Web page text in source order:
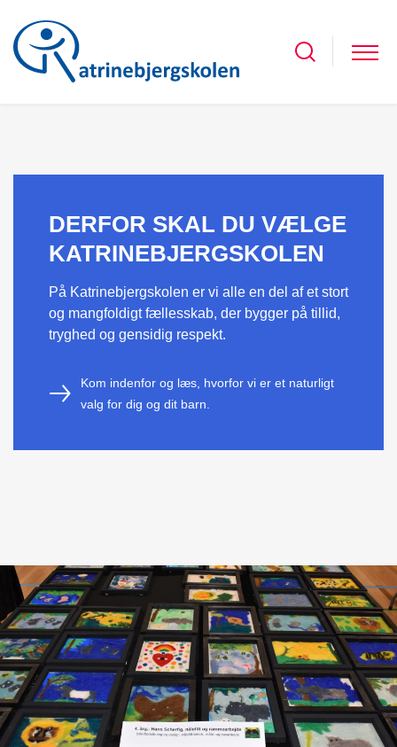
DERFOR SKAL DU VÆLGE
KATRINEBJERGSKOLEN
På Katrinebjergskolen er vi alle en del af et stort
og mangfoldigt fællesskab, der bygger på tillid,
tryghed og gensidig respekt.
Kom indenfor og læs, hvorfor vi er et naturligt
valg for dig og dit barn.